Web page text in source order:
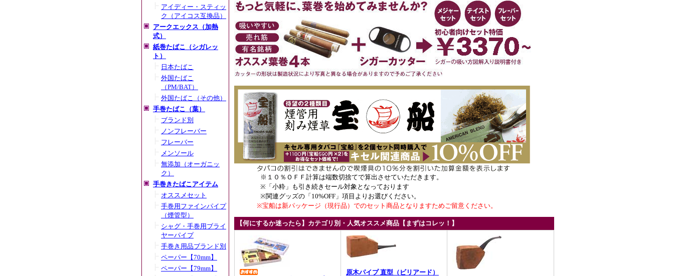
アイディー・スティッ
ク（アイコス互換品）
アークエックス（加熱
式）
紙巻たばこ（シガレッ
ト）
日本たばこ
外国たばこ
（PM/BAT）
外国たばこ（その他）
手巻たばこ（葉）
ブランド別
ノンフレーバー
フレーバー
メンソール
無添加（オーガニッ
ク）
手巻きたばこアイテム
オススメセット
手巻用ファインパイプ
（煙管型）
シャグ・手巻用ブライ
ヤーパイプ
手巻き用品ブランド別
ペーパー【70mm】
ペーパー【79mm】
※１０％ＯＦＦ計算は端数切捨てで算出させていただきます。
※「小粋」も引き続きセール対象となっております
※関連グッ ズの「10%OFF」項目よりお選びください。
※宝船は新パッケージ（現行品）でのセット商品となりますためご留意ください。
【何にするか迷ったら】カテゴリ別・人気オススメ商品【まずはコレッ！】
原木パイプ 直型（ビリアード）